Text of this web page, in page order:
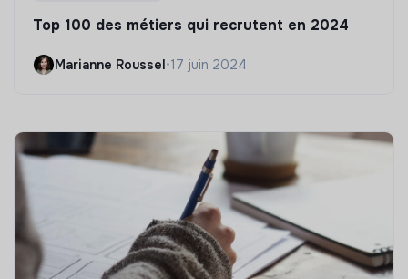
Top 100 des métiers qui recrutent en 2024
Marianne Roussel•17 juin 2024